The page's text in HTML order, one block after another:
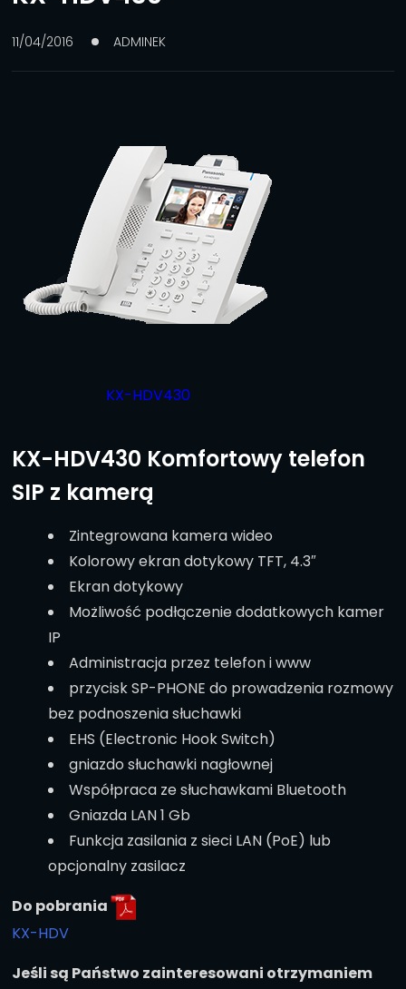
11/04/2016 ADMINEK
KX-HDV430
KX-HDV430 Komfortowy telefon
SIP z kamerą
Zintegrowana kamera wideo
Kolorowy ekran dotykowy TFT, 4.3″
Ekran dotykowy
Możliwość podłączenie dodatkowych kamer
IP
Administracja przez telefon i www
przycisk SP-PHONE do prowadzenia rozmowy
bez podnoszenia słuchawki
EHS (Electronic Hook Switch)
gniazdo słuchawki nagłownej
Współpraca ze słuchawkami Bluetooth
Gniazda LAN 1 Gb
Funkcja zasilania z sieci LAN (PoE) lub
opcjonalny zasilacz
Do pobrania
KX-HDV
Jeśli są Państwo zainteresowani otrzymaniem